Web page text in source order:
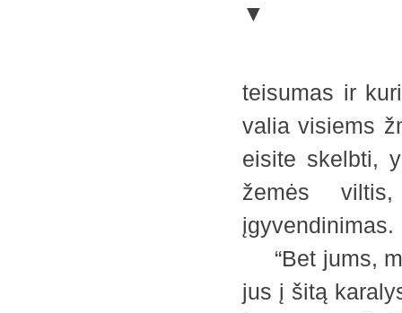
▼
teisumas ir
valia visiems
eisite skelbti,
žemės
įgyvendinimas.
“Bet jums,
jus į šitą